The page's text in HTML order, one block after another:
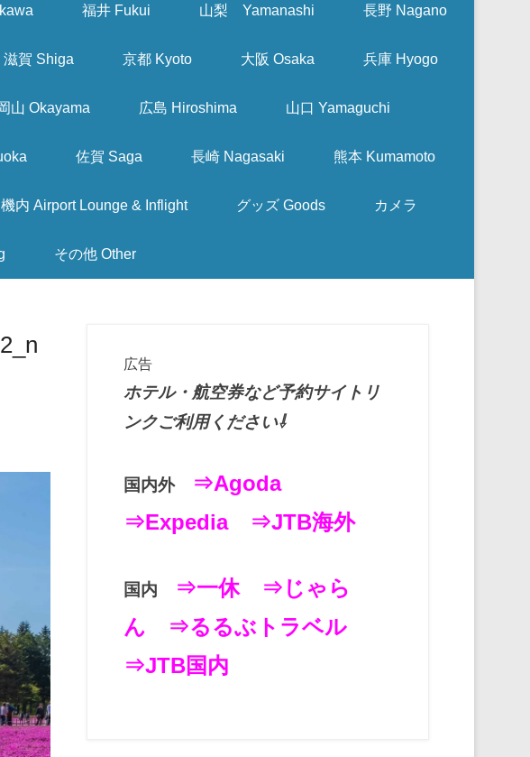
福井 Fukui 山梨 Yamanashi 長野 Nagano
滋賀 Shiga 京都 Kyoto 大阪 Osaka 兵庫 Hyogo
山 Okayama 広島 Hiroshima 山口 Yamaguchi
佐賀 Saga 長崎 Nagasaki 熊本 Kumamoto
内 Airport Lounge & Inflight グッズ Goods カメラ
その他 Other
広告
ホテル・航空券など予約サイトリ
ンクご利用ください⇩
国内外
⇒Agoda
⇒Expedia
⇒JTB海外
国内 ⇒一休
⇒じゃら
ん
⇒るるぶトラベル
⇒JTB国内